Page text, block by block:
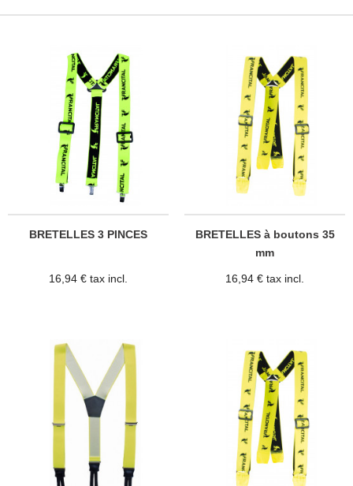
BRETELLES 3 PINCES
16,94 € tax incl.
BRETELLES à boutons 35
mm
16,94 € tax incl.